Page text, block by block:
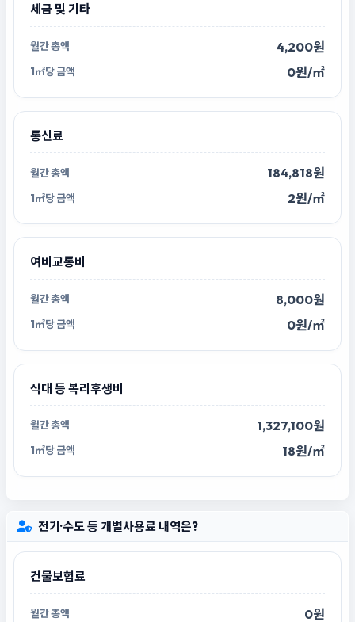
세금 및 기타
4,200원
0원/㎡
통신료
184,818원
2원/㎡
여비교통비
8,000원
0원/㎡
식대 등 복리후생비
1,327,100원
18원/㎡
전기·수도 등 개별사용료 내역은?
건물보험료
0원